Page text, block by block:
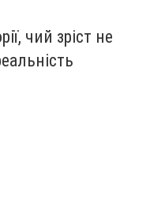
чий зріст не